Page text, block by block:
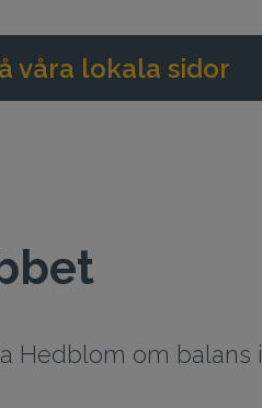
våra lokala sidor
Hedblom om balans i